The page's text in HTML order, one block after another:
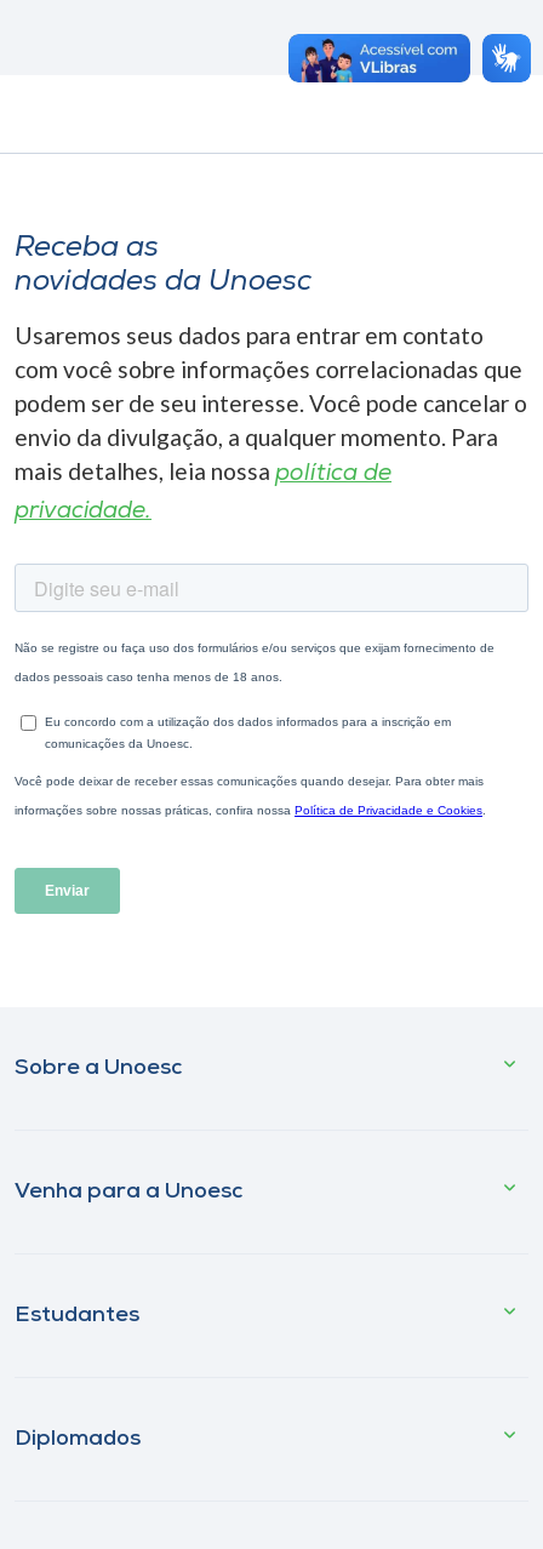
Receba as
novidades da Unoesc
Usaremos seus dados para entrar em contato
com você sobre informações correlacionadas que
podem ser de seu interesse. Você pode cancelar o
envio da divulgação, a qualquer momento. Para
mais detalhes, leia nossa política de
privacidade.
Sobre a Unoesc
Venha para a Unoesc
Estudantes
Diplomados